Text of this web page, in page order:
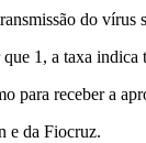
do vírus
1, a taxa indica
para receber a
e da Fiocruz.